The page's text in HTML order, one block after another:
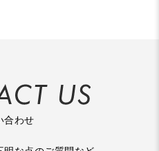
合わせ